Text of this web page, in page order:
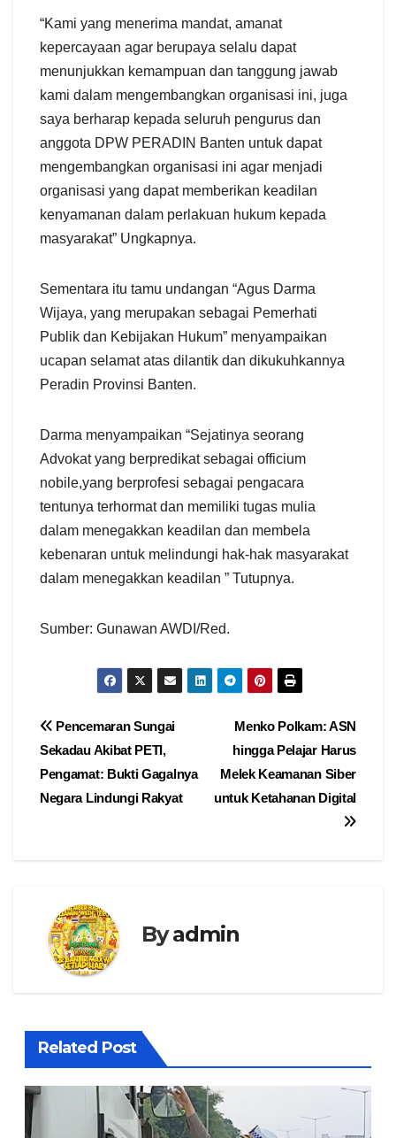
“Kami yang menerima mandat, amanat
kepercayaan agar berupaya selalu dapat
menunjukkan kemampuan dan tanggung jawab
kami dalam mengembangkan organisasi ini, juga
saya berharap kepada seluruh pengurus dan
anggota DPW PERADIN Banten untuk dapat
mengembangkan organisasi ini agar menjadi
organisasi yang dapat memberikan keadilan
kenyamanan dalam perlakuan hukum kepada
masyarakat” Ungkapnya.
Sementara itu tamu undangan “Agus Darma
Wijaya, yang merupakan sebagai Pemerhati
Publik dan Kebijakan Hukum” menyampaikan
ucapan selamat atas dilantik dan dikukuhkannya
Peradin Provinsi Banten.
Darma menyampaikan “Sejatinya seorang
Advokat yang berpredikat sebagai officium
nobile,yang berprofesi sebagai pengacara
tentunya terhormat dan memiliki tugas mulia
dalam menegakkan keadilan dan membela
kebenaran untuk melindungi hak-hak masyarakat
dalam menegakkan keadilan ” Tutupnya.
Sumber: Gunawan AWDI/Red.
Navigasi
pos
Menko Polkam: ASN
hingga Pelajar Harus
Melek Keamanan Siber
untuk Ketahanan Digital
Pencemaran Sungai
Sekadau Akibat PETI,
Pengamat: Bukti Gagalnya
Negara Lindungi Rakyat
Byadmin
Related Post